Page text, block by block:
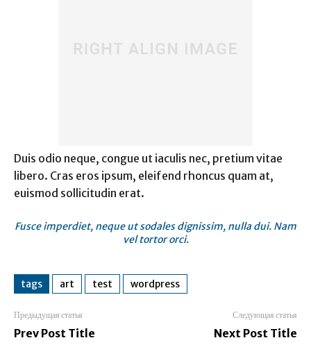
Duis odio neque, congue ut iaculis nec, pretium vitae
libero. Cras eros ipsum, eleifend rhoncus quam at,
euismod sollicitudin erat.
Fusce imperdiet, neque ut sodales dignissim, nulla dui. Nam
vel tortor orci.
tags art test wordpress
Предыдущая статья
Prev Post Title
Следующая статья
Next Post Title